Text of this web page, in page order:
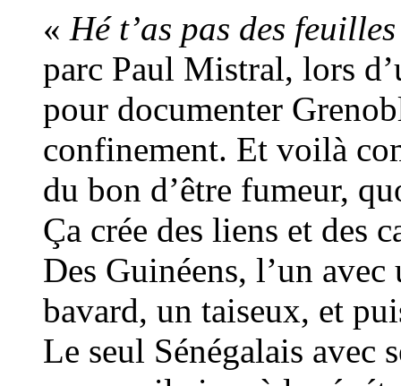
« Hé t’as pas des
parc Paul Mistral, lors
pour documenter
confinement. Et voilà
du bon d’être fumeur,
Ça crée des liens et des
Des Guinéens, l’un
bavard, un taiseux, et
Le seul Sénégalais avec